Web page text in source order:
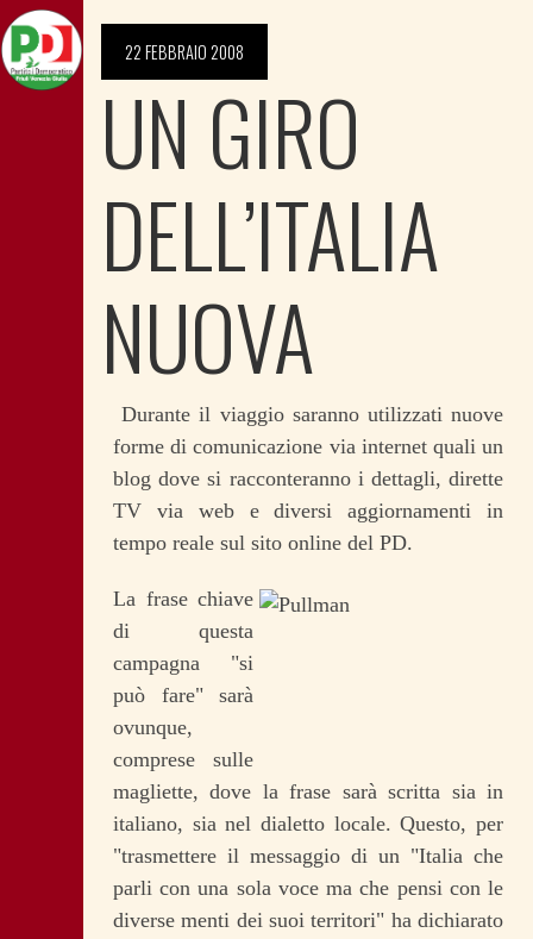
22 FEBBRAIO 2008
UN GIRO
DELL’ITALIA
NUOVA
Durante il viaggio saranno utilizzati nuove
forme di comunicazione via internet quali un
blog dove si racconteranno i dettagli, dirette
TV via web e diversi aggiornamenti in
tempo reale sul sito online del PD.
La frase chiave
di questa
campagna "si
può fare" sarà
ovunque,
comprese sulle
magliette, dove la frase sarà scritta sia in
italiano, sia nel dialetto locale. Questo, per
"trasmettere il messaggio di un "Italia che
parli con una sola voce ma che pensi con le
diverse menti dei suoi territori" ha dichiarato